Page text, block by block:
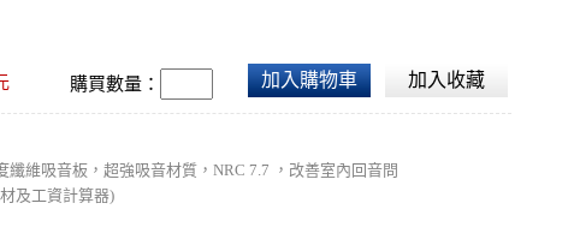
購買數量： 加入購物車 加入收藏
維吸音板，超強吸音材質，NRC 7.7 ，改善室內回音問
及工資計算器)